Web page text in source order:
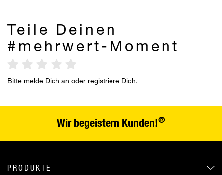
Teile Deinen
#mehrwert-Moment
Bitte melde Dich an oder registriere Dich.
Wir begeistern Kunden!®
PRODUKTE